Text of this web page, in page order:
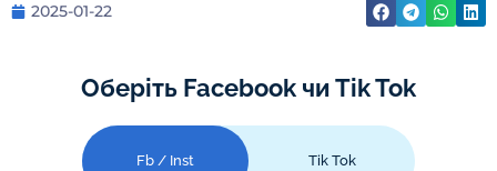
2025-01-22
Оберіть Facebook чи Tik Tok
Fb / Inst Tik Tok